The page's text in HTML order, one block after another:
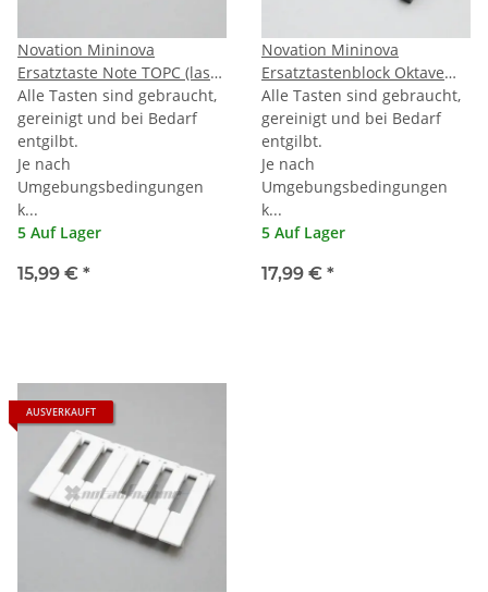
Novation Mininova
Ersatztaste Note TOPC (last
C)
Alle Tasten sind gebraucht,
gereinigt und bei Bedarf
entgilbt.
Je nach
Umgebungsbedingungen
k...
5 Auf Lager
15,99 € *
Novation Mininova
Ersatztastenblock Oktave
schwarz
Alle Tasten sind gebraucht,
gereinigt und bei Bedarf
entgilbt.
Je nach
Umgebungsbedingungen
k...
5 Auf Lager
17,99 € *
AUSVERKAUFT